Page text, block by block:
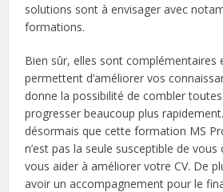
solutions sont à envisager avec
formations.
Bien sûr, elles sont complémentaires
permettent d’améliorer vos
donne la possibilité de combler
progresser beaucoup plus
désormais que cette formation MS
n’est pas la seule susceptible de
vous aider à améliorer votre CV. De
avoir un accompagnement pour le